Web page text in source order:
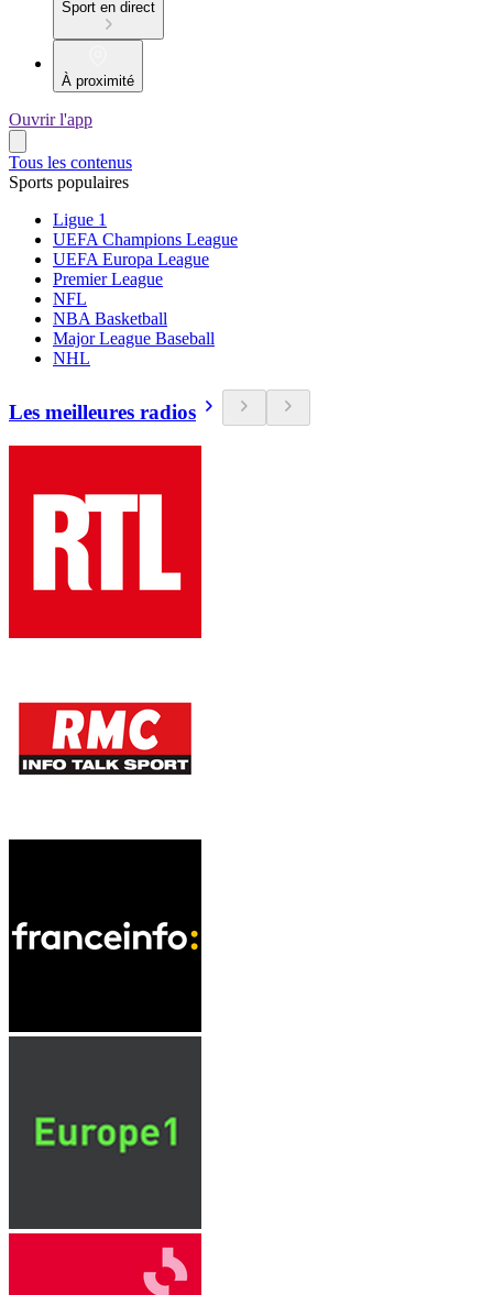
Sport en direct
À proximité
Ouvrir l'app
Tous les contenus
Sports populaires
Ligue 1
UEFA Champions League
UEFA Europa League
Premier League
NFL
NBA Basketball
Major League Baseball
NHL
Les meilleures radios